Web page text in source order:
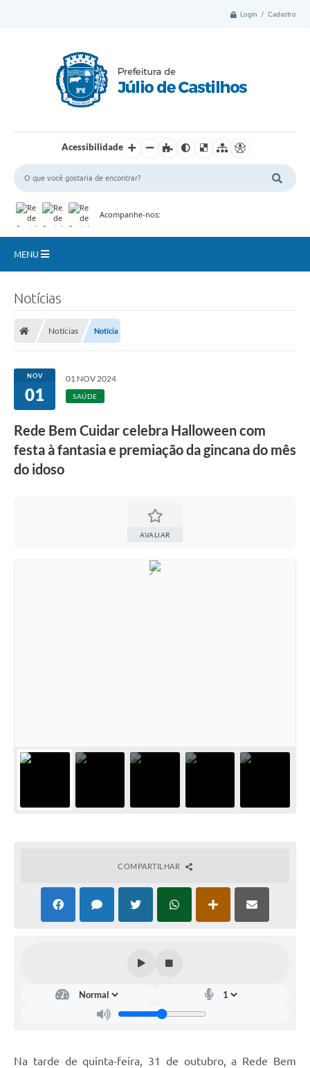
Login / Cadastro
Acessibilidade
Acompanhe-nos:
MENU
e-sic
Editais e Publicações
Contato
TCE/RS
Carta de Serviços
Notícias
Notícias Notícia
NOV
01
01 NOV 2024
SAÚDE
Rede Bem Cuidar celebra Halloween com
festa à fantasia e premiação da gincana do mês
do idoso
AVALIAR
COMPARTILHAR
Na tarde de quinta-feira, 31 de outubro, a Rede Bem